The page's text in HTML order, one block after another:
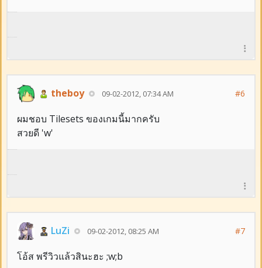
theboy 09-02-2012, 07:34 AM #6
ผมชอบ Tilesets ของเกมนี้มากครับ
สวยดี 'w'
LuZi 09-02-2012, 08:25 AM #7
โอ้ส พรีวิวแล้วสินะฮะ ;w;b